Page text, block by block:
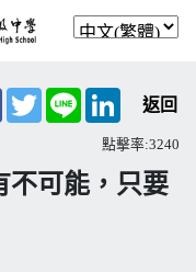
Facebook
TwitterLine LinkedIn
返回
點擊率:3240
不可能，只要